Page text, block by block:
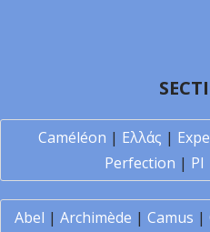
Caméléon | Ελλάς |
Perfection | PI
Abel | Archimède | Camus |